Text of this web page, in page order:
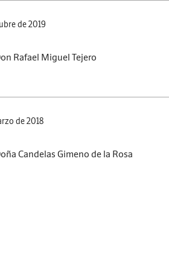
de 2019
Rafael Miguel Tejero
de 2018
Candelas Gimeno de la Rosa